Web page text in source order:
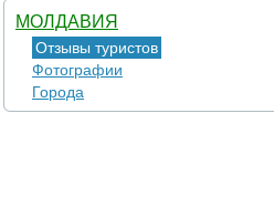
МОЛДАВИЯ
Отзывы туристов
Фотографии
Города